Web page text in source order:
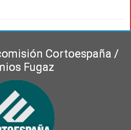
Cortoespaña /
Fugaz